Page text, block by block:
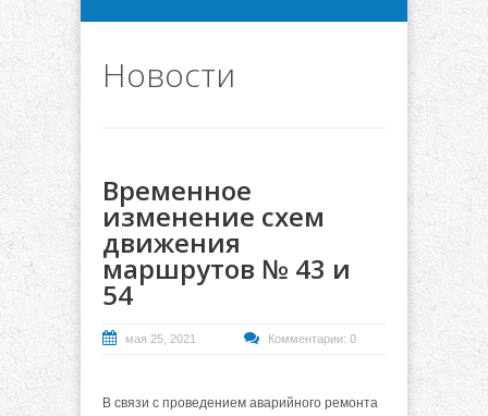
Новости
Временное
изменение схем
движения
маршрутов № 43 и
54
мая 25, 2021 Комментарии: 0
В связи с проведением аварийного ремонта